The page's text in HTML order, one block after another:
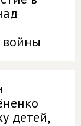
войны
детей,